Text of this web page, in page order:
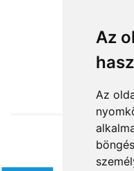
Az
Az
A